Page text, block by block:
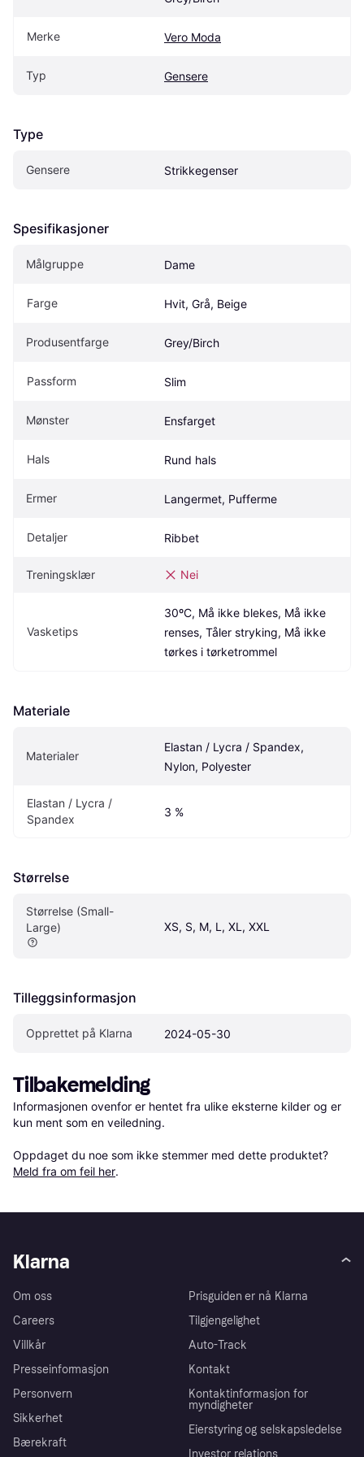
Merke Vero Moda
Typ Gensere
Type
Gensere Strikkegenser
Spesifikasjoner
Målgruppe Dame
Farge Hvit, Grå, Beige
Produsentfarge Grey/Birch
Passform Slim
Mønster Ensfarget
Hals Rund hals
Ermer Langermet, Pufferme
Detaljer Ribbet
Treningsklær Nei
Vasketips
30ºC, Må ikke blekes, Må ikke
renses, Tåler stryking, Må ikke
tørkes i tørketrommel
Materiale
Materialer
Elastan / Lycra / Spandex,
Nylon, Polyester
Elastan / Lycra /
Spandex
3 %
Størrelse
Størrelse (Small-
Large)
XS, S, M, L, XL, XXL
Tilleggsinformasjon
Opprettet på Klarna 2024-05-30
Tilbakemelding
Informasjonen ovenfor er hentet fra ulike eksterne kilder og er
kun ment som en veiledning.
Oppdaget du noe som ikke stemmer med dette produktet?
Meld fra om feil her.
Klarna
Om oss
Careers
Villkår
Presseinformasjon
Personvern
Sikkerhet
Bærekraft
Prisguiden er nå Klarna
Tilgjengelighet
Auto-Track
Kontakt
Kontaktinformasjon for
myndigheter
Eierstyring og selskapsledelse